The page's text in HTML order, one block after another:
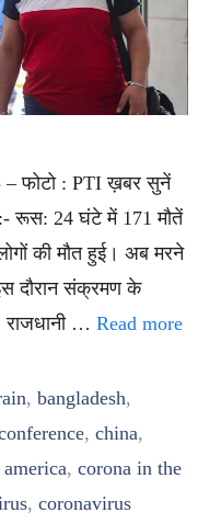
– फोटो : PTI ख़बर सुनें
रूस: 24 घंटे में 171 मौतें
की मौत हुई। अब मरने
दौरान संक्रमण के
… Read more
, bangladesh,
, china,
, corona in the
, coronavirus